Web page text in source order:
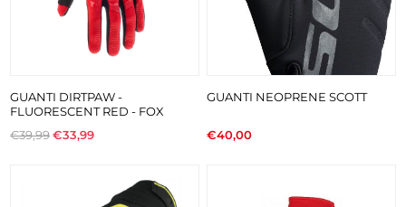
GUANTI DIRTPAW -
FLUORESCENT RED - FOX
€39,99€33,99
GUANTI NEOPRENE SCOTT
€40,00